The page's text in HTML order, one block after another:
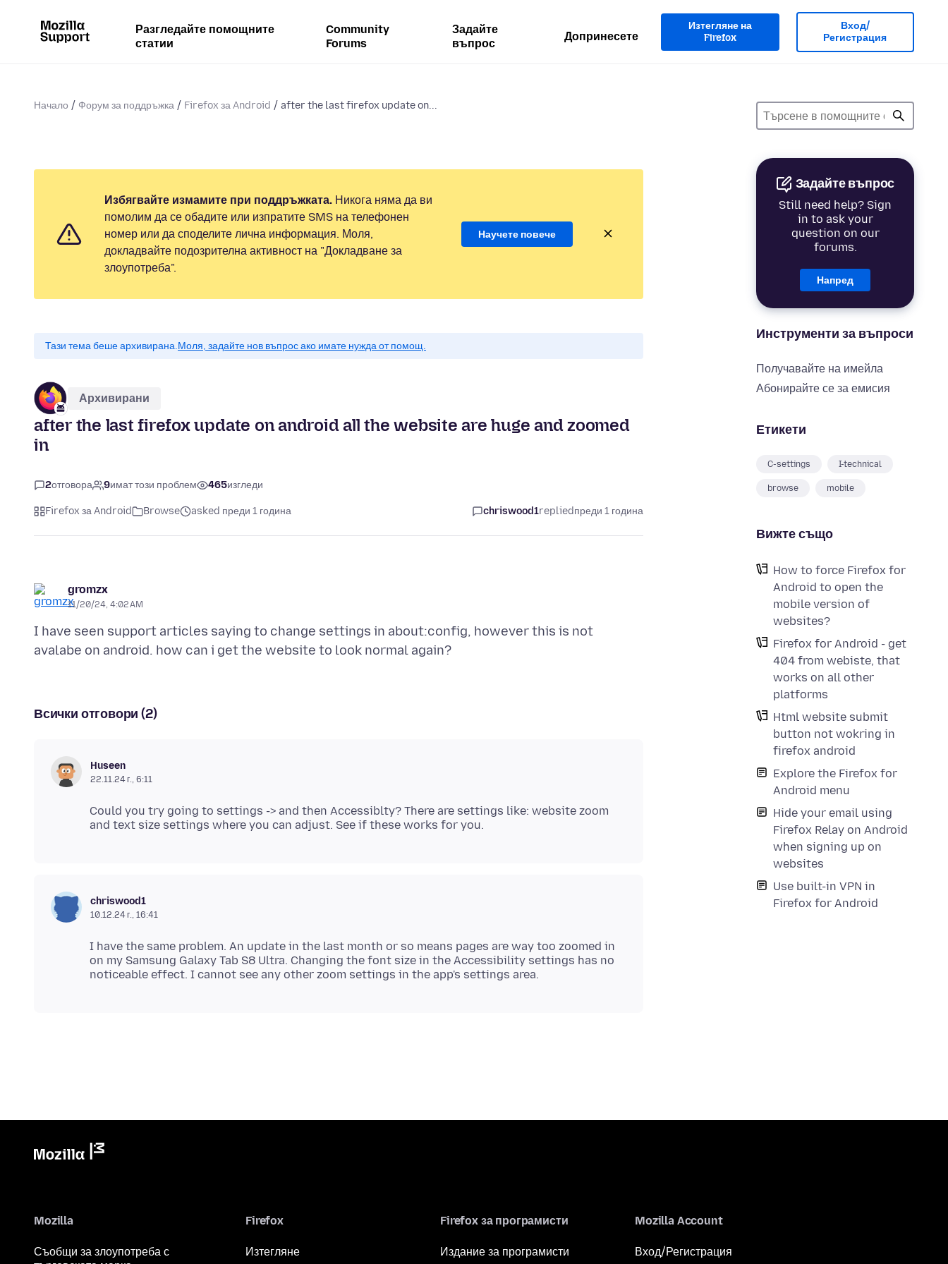
Разгледайте помощните
статии
Community
Forums
Задайте
въпрос
Допринесете
Изтегляне на
Firefox
Вход/
Регистрация
Начало Форум за поддръжка Firefox за Android after the last firefox update on...
Задайте въпрос
Still need help? Sign
in to ask your
question on our
forums.
Напред
Инструменти за въпроси
Получавайте на имейла
Абонирайте се за емисия
Етикети
C-settings I-technical
browse mobile
Вижте също
How to force Firefox for
Android to open the
mobile version of
websites?
Firefox for Android - get
404 from webiste, that
works on all other
platforms
Html website submit
button not wokring in
firefox android
Explore the Firefox for
Android menu
Hide your email using
Firefox Relay on Android
when signing up on
websites
Use built-in VPN in
Firefox for Android
Избягвайте измамите при поддръжката. Никога няма да ви
помолим да се обадите или изпратите SMS на телефонен
номер или да споделите лична информация. Моля,
докладвайте подозрителна активност на "Докладване за
злоупотреба".
Научете повече
Тази тема беше архивирана.Моля, задайте нов въпрос ако имате нужда от помощ.
Архивирани
after the last firefox update on android all the website are huge and zoomed
in
2отговора 9имат този проблем 465изгледи
Firefox за Android Browse asked преди 1 година chriswood1repliedпреди 1 година
gromzx
11/20/24, 4:02 AM
I have seen support articles saying to change settings in about:config, however this is not
Всички отговори (2)
Huseen
22.11.24 г., 6:11
Could you try going to settings -> and then Accessiblty? There are settings like: website zoom
chriswood1
10.12.24 г., 16:41
I have the same problem. An update in the last month or so means pages are way too zoomed in
on my Samsung Galaxy Tab S8 Ultra. Changing the font size in the Accessibility settings has no
Mozilla
Съобщи за злоупотреба с
Firefox
Изтегляне
Firefox за програмисти
Издание за програмисти
Mozilla Account
Вход/Регистрация